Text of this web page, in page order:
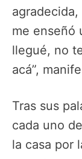
me enseñó
llegué, no
acá”,
Tras sus
cada uno
la casa por